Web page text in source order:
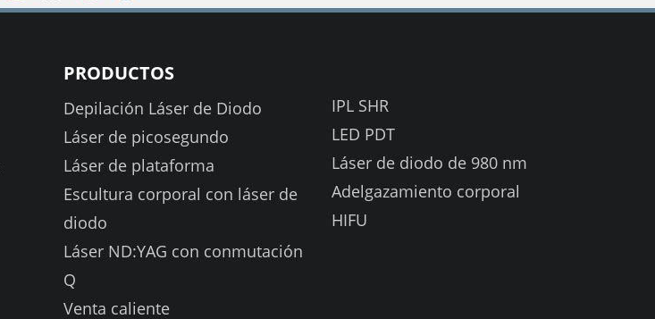
PRODUCTOS
Depilación Láser de Diodo
Láser de picosegundo
Láser de plataforma
Escultura corporal con láser de
diodo
Láser ND:YAG con conmutación
Q
Venta caliente
IPL SHR
LED PDT
Láser de diodo de 980 nm
Adelgazamiento corporal
HIFU